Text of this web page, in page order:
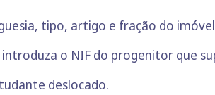
tipo, artigo e fração do
introduza o NIF do progenitor que
deslocado.